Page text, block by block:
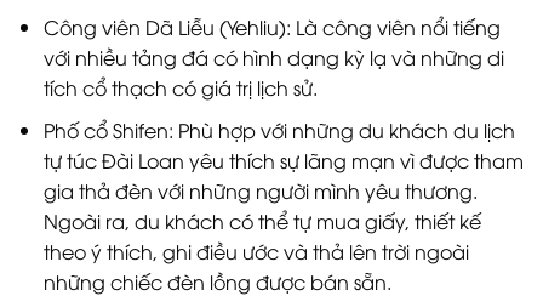
Công viên Dã Liễu (Yehliu): Là công viên nổi tiếng
với nhiều tảng đá có hình dạng kỳ lạ và những di
tích cổ thạch có giá trị lịch sử.
Phố cổ Shifen: Phù hợp với những du khách du lịch
tự túc Đài Loan yêu thích sự lãng mạn vì được tham
gia thả đèn với những người mình yêu thương.
Ngoài ra, du khách có thể tự mua giấy, thiết kế
theo ý thích, ghi điều ước và thả lên trời ngoài
những chiếc đèn lồng được bán sẵn.